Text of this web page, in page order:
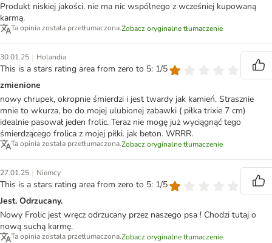
Produkt niskiej jakości, nie ma nic wspólnego z wcześniej kupowaną
karmą.
Ta opinia została przetłumaczona.Zobacz oryginalne tłumaczenie
30.01.25 | Holandia
This is a stars rating area from zero to 5: 1/5
zmienione
nowy chrupek, okropnie śmierdzi i jest twardy jak kamień. Strasznie
mnie to wkurza, bo do mojej ulubionej zabawki ( piłka trixie 7 cm)
idealnie pasował jeden frolic. Teraz nie mogę już wyciągnąć tego
śmierdzącego frolica z mojej piłki. jak beton. WRRR.
Ta opinia została przetłumaczona.Zobacz oryginalne tłumaczenie
27.01.25 | Niemcy
This is a stars rating area from zero to 5: 1/5
Jest. Odrzucany.
Nowy Frolic jest wręcz odrzucany przez naszego psa ! Chodzi tutaj o
nową suchą karmę.
Ta opinia została przetłumaczona.Zobacz oryginalne tłumaczenie